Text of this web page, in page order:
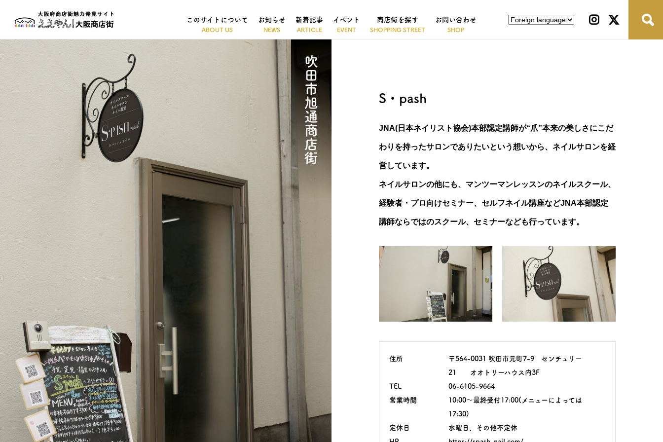
このサイトについて お知らせ 新着記事 イベント 商店街を探す お問い合わせ
吹田市旭通商店街 S・pash
JNA(日本ネイリスト協会)本部認定講師が“爪”本来の美しさにこだ
わりを持ったサロンでありたいという想いから、ネイルサロンを経
営しています。
ネイルサロンの他にも、マンツーマンレッスンのネイルスクール、
経験者・プロ向けセミナー、セルフネイル講座などJNA本部認定
講師ならではのスクール、セミナーなども行っています。
住所
〒564-0031 吹田市元町7-9 センチュリー
21 オオトリーハウス内3F
TEL
06-6105-9664
営業時間
10:00～最終受付17:00(メニューによっては
17:30)
定休日
水曜日、その他不定休